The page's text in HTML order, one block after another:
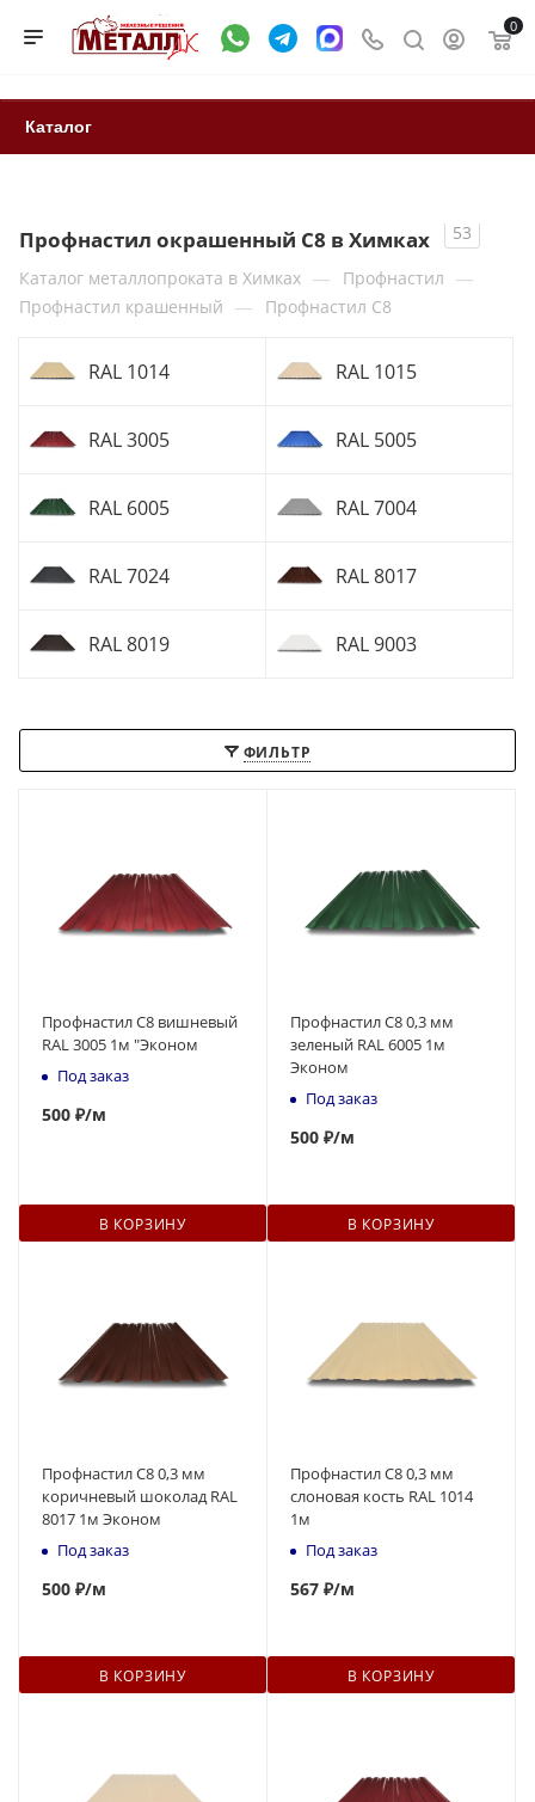
0
Каталог
Профнастил окрашенный С8 в Химках
53
Каталог металлопроката в Химках — Профнастил —
Профнастил крашенный — Профнастил С8
RAL 1014 RAL 1015
RAL 3005 RAL 5005
RAL 6005 RAL 7004
RAL 7024 RAL 8017
RAL 8019 RAL 9003
ФИЛЬТР
Профнастил С8 вишневый
RAL 3005 1м "Эконом
Под заказ
500 ₽/м
В КОРЗИНУ
Профнастил С8 0,3 мм
зеленый RAL 6005 1м
Эконом
Под заказ
500 ₽/м
В КОРЗИНУ
Профнастил С8 0,3 мм
коричневый шоколад RAL
8017 1м Эконом
Под заказ
500 ₽/м
В КОРЗИНУ
Профнастил С8 0,3 мм
слоновая кость RAL 1014
1м
Под заказ
567 ₽/м
В КОРЗИНУ